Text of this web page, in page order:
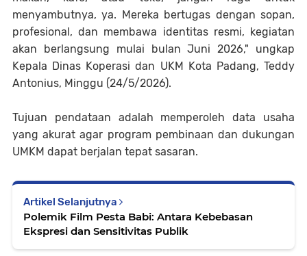
menyambutnya, ya. Mereka bertugas dengan sopan,
profesional, dan membawa identitas resmi, kegiatan
akan berlangsung mulai bulan Juni 2026," ungkap
Kepala Dinas Koperasi dan UKM Kota Padang, Teddy
Antonius, Minggu (24/5/2026).
Tujuan pendataan adalah memperoleh data usaha
yang akurat agar program pembinaan dan dukungan
UMKM dapat berjalan tepat sasaran.
Artikel Selanjutnya
Polemik Film Pesta Babi: Antara Kebebasan
Ekspresi dan Sensitivitas Publik